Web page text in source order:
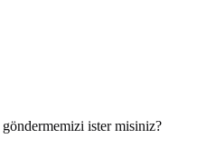
ister misiniz?